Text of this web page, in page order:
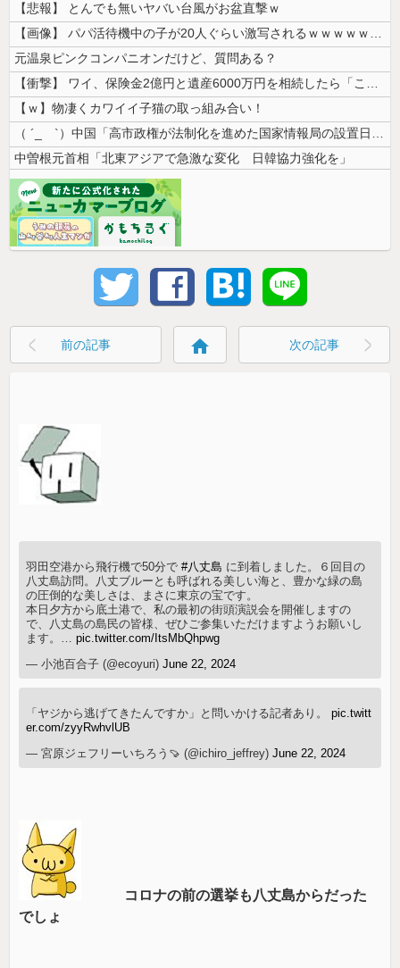
【悲報】 とんでも無いヤバい台風がお盆直撃ｗ
【画像】 パパ活待機中の子が20人ぐらい激写されるｗｗｗｗｗｗｗｗｗｗ...
元温泉ピンクコンパニオンだけど、質問ある？
【衝撃】 ワイ、保険金2億円と遺産6000万円を相続したら「こう」なっ...
【ｗ】物凄くカワイイ子猫の取っ組み合い！
（ ´_ゝ`）中国「高市政権が法制化を進めた国家情報局の設置日が7月3...
中曽根元首相「北東アジアで急激な変化 日韓協力強化を」
前の記事 home 次の記事
羽田空港から飛行機で50分で#八丈島 に到着しました。６回目の
八丈島訪問。八丈ブルーとも呼ばれる美しい海と、豊かな緑の島
の圧倒的な美しさは、まさに東京の宝です。
本日夕方から底土港で、私の最初の街頭演説会を開催しますの
で、八丈島の島民の皆様、ぜひご参集いただけますようお願いし
ます。…pic.twitter.com/ItsMbQhpwg
— 小池百合子 (@ecoyuri)June 22, 2024
「ヤジから逃げてきたんですか」と問いかける記者あり。pic.twitt
er.com/zyyRwhvlUB
— 宮原ジェフリーいちろう🍠 (@ichiro_jeffrey)June 22, 2024
コロナの前の選挙も八丈島からだった
でしょ